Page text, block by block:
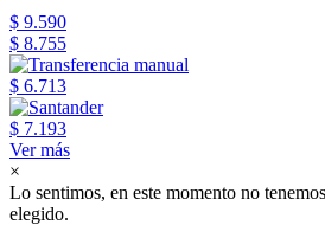
$ 9.590
$ 8.755
$ 6.713
$ 7.193
Ver más
×
Lo sentimos, en este momento no
elegido.